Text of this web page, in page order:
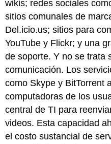
wikis; redes sociales
sitios comunales de
Del.icio.us; sitios para
YouTube y Flickr; y una
de soporte. Y no se trata
comunicación. Los
como Skype y BitTorrent
computadoras de los
central de TI para
videos. Esta capacidad
el costo sustancial de